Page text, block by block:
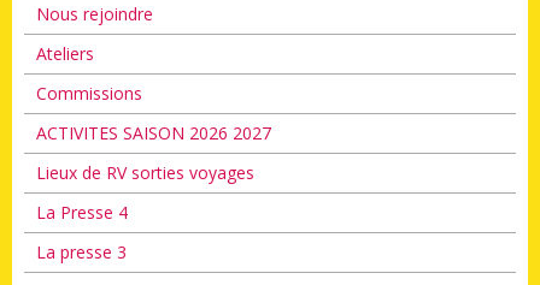
Nous rejoindre
Ateliers
Commissions
ACTIVITES SAISON 2026 2027
Lieux de RV sorties voyages
La Presse 4
La presse 3